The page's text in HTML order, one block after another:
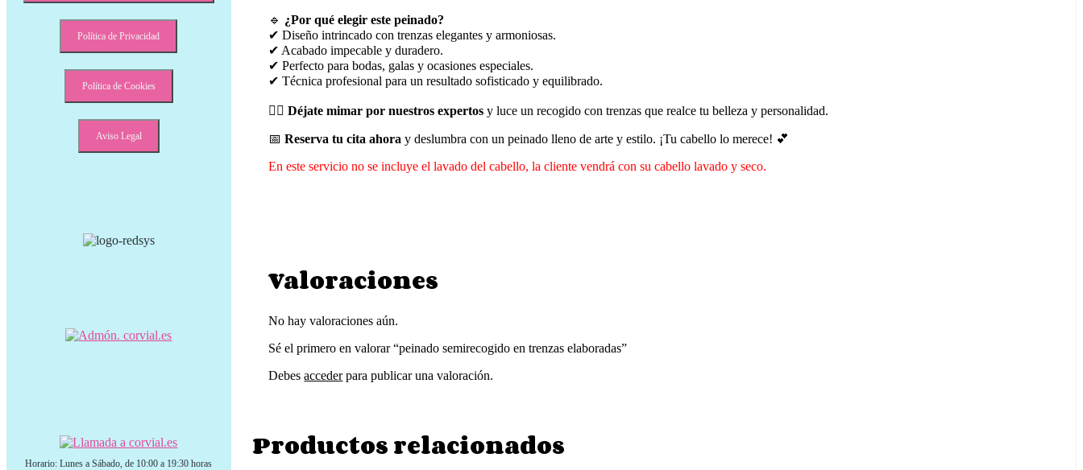
🔹 ¿Por qué elegir este peinado?
✔ Diseño intrincado con trenzas elegantes y armoniosas.
✔ Acabado impecable y duradero.
✔ Perfecto para bodas, galas y ocasiones especiales.
✔ Técnica profesional para un resultado sofisticado y equilibrado.
💆‍♀️Déjate mimar por nuestros expertos y luce un recogido con trenzas que realce tu belleza y personalidad.
📅Reserva tu cita ahora y deslumbra con un peinado lleno de arte y estilo. ¡Tu cabello lo merece! 💕
En este servicio no se incluye el lavado del cabello, la cliente vendrá con su cabello lavado y seco.
Valoraciones
No hay valoraciones aún.
Sé el primero en valorar “peinado semirecogido en trenzas elaboradas”
Debesaccederpara publicar una valoración.
Productos relacionados
Política de Privacidad
Política de Cookies
Aviso Legal
Horario: Lunes a Sábado, de 10:00 a 19:30 horas